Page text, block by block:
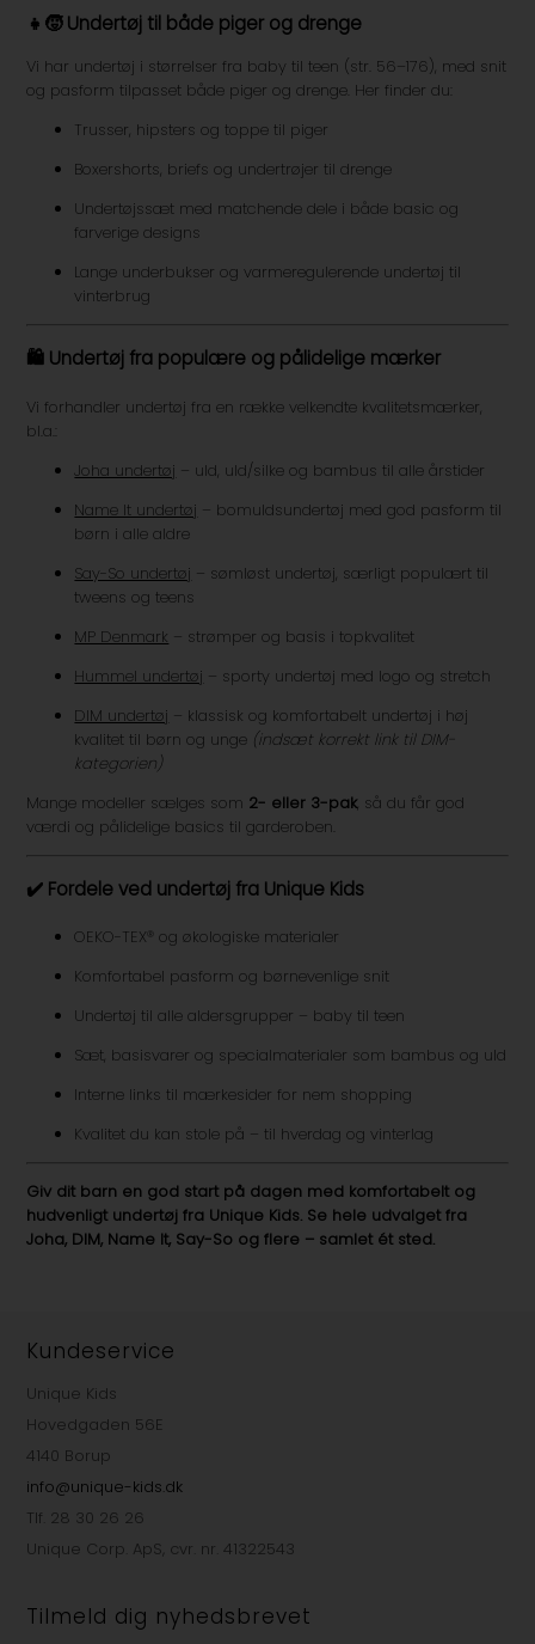
👧🧒Undertøj til både piger og drenge
Vi har undertøj i størrelser fra baby til teen (str. 56–176), med snit
og pasform tilpasset både piger og drenge. Her finder du:
Trusser, hipsters og toppe til piger
Boxershorts, briefs og undertrøjer til drenge
Undertøjssæt med matchende dele i både basic og
farverige designs
Lange underbukser og varmeregulerende undertøj til
vinterbrug
🛍️ Undertøj fra populære og pålidelige mærker
Vi forhandler undertøj fra en række velkendte kvalitetsmærker,
bl.a.:
Joha undertøj – uld, uld/silke og bambus til alle årstider
Name It undertøj – bomuldsundertøj med god pasform til
børn i alle aldre
Say-So undertøj – sømløst undertøj, særligt populært til
tweens og teens
MP Denmark – strømper og basis i topkvalitet
Hummel undertøj – sporty undertøj med logo og stretch
DIM undertøj – klassisk og komfortabelt undertøj i høj
kvalitet til børn og unge (indsæt korrekt link til DIM-
kategorien)
Mange modeller sælges som 2- eller 3-pak, så du får god
værdi og pålidelige basics til garderoben.
✔️ Fordele ved undertøj fra Unique Kids
OEKO-TEX® og økologiske materialer
Komfortabel pasform og børnevenlige snit
Undertøj til alle aldersgrupper – baby til teen
Sæt, basisvarer og specialmaterialer som bambus og uld
Interne links til mærkesider for nem shopping
Kvalitet du kan stole på – til hverdag og vinterlag
Giv dit barn en god start på dagen med komfortabelt og
hudvenligt undertøj fra Unique Kids. Se hele udvalget fra
Joha, DIM, Name It, Say-So og flere – samlet ét sted.
Kundeservice
Unique Kids
Hovedgaden 56E
4140 Borup
info@unique-kids.dk
Tlf. 28 30 26 26
Unique Corp. ApS, cvr. nr. 41322543
Tilmeld dig nyhedsbrevet